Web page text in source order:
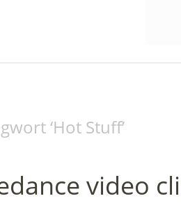
‘Hot Stuff’
video